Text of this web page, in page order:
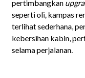
pertimbangkan
seperti oli, kampas
terlihat sederhana,
kebersihan kabin,
selama perjalanan.